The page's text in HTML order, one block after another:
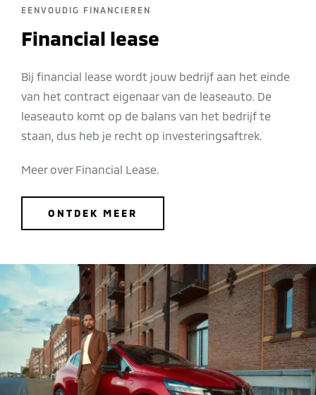
EENVOUDIG FINANCIEREN
Financial lease
Bij financial lease wordt jouw bedrijf aan het einde
van het contract eigenaar van de leaseauto. De
leaseauto komt op de balans van het bedrijf te
staan, dus heb je recht op investeringsaftrek.
Meer over Financial Lease.
ONTDEK MEER